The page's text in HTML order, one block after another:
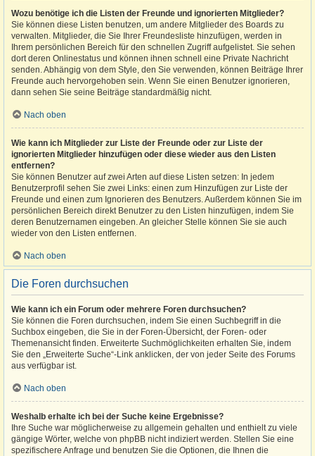
Wozu benötige ich die Listen der Freunde und ignorierten Mitglieder?
Sie können diese Listen benutzen, um andere Mitglieder des Boards zu
verwalten. Mitglieder, die Sie Ihrer Freundesliste hinzufügen, werden in
Ihrem persönlichen Bereich für den schnellen Zugriff aufgelistet. Sie sehen
dort deren Onlinestatus und können ihnen schnell eine Private Nachricht
senden. Abhängig von dem Style, den Sie verwenden, können Beiträge Ihrer
Freunde auch hervorgehoben sein. Wenn Sie einen Benutzer ignorieren,
dann sehen Sie seine Beiträge standardmäßig nicht.
Nach oben
Wie kann ich Mitglieder zur Liste der Freunde oder zur Liste der
ignorierten Mitglieder hinzufügen oder diese wieder aus den Listen
entfernen?
Sie können Benutzer auf zwei Arten auf diese Listen setzen: In jedem
Benutzerprofil sehen Sie zwei Links: einen zum Hinzufügen zur Liste der
Freunde und einen zum Ignorieren des Benutzers. Außerdem können Sie im
persönlichen Bereich direkt Benutzer zu den Listen hinzufügen, indem Sie
deren Benutzernamen eingeben. An gleicher Stelle können Sie sie auch
wieder von den Listen entfernen.
Nach oben
Die Foren durchsuchen
Wie kann ich ein Forum oder mehrere Foren durchsuchen?
Sie können die Foren durchsuchen, indem Sie einen Suchbegriff in die
Suchbox eingeben, die Sie in der Foren-Übersicht, der Foren- oder
Themenansicht finden. Erweiterte Suchmöglichkeiten erhalten Sie, indem
Sie den „Erweiterte Suche“-Link anklicken, der von jeder Seite des Forums
aus verfügbar ist.
Nach oben
Weshalb erhalte ich bei der Suche keine Ergebnisse?
Ihre Suche war möglicherweise zu allgemein gehalten und enthielt zu viele
gängige Wörter, welche von phpBB nicht indiziert werden. Stellen Sie eine
spezifischere Anfrage und benutzen Sie die Optionen, die Ihnen die